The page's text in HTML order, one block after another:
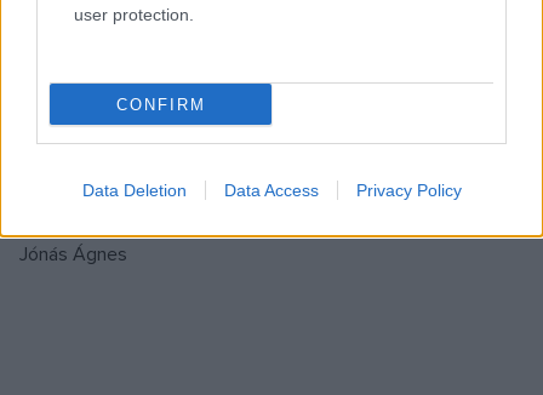
user protection.
CONFIRM
Data Deletion Data Access Privacy Policy
ez a társulatok közötti tapasztalatcserére is.
körülmények között próbáló szerbiai magyar társulat Pesten
is megmutathatja tehetségét és virtuozitását, ezzel
Jónás Ágnes